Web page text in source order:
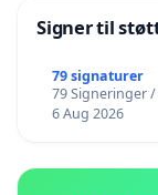
Signer til
79 signaturer
79 Signeringer
6 Aug 2026